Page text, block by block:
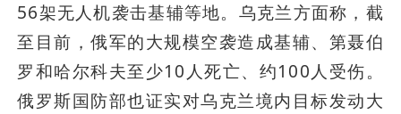
56架无人机袭击基辅等地。乌克兰方面称，截
至目前，俄军的大规模空袭造成基辅、第聂伯
罗和哈尔科夫至少10人死亡、约100人受伤。
俄罗斯国防部也证实对乌克兰境内目标发动大